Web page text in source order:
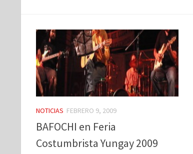
NOTICIAS FEBRERO 9, 2009
BAFOCHI en Feria
Costumbrista Yungay 2009